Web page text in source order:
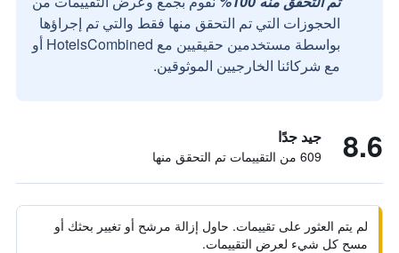
الحجوزات التي تم التحقق منها فقط والتي تم إجراؤها
بواسطة مستخدمين حقيقيين مع HotelsCombined أو
مع شركائنا الخارجيين الموثوقين.
8.6 جيد جدًا
609 من التقييمات تم التحقق منها
لم يتم العثور على تقييمات. حاول إزالة مرشح أو تغيير بحثك أو
مسح كل شيء لعرض التقييمات.